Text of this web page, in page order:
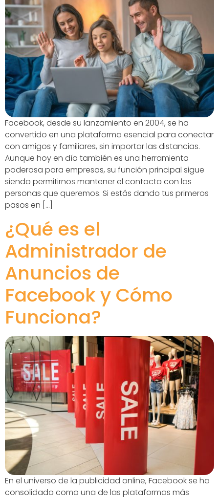
Facebook, desde su lanzamiento en 2004, se ha
convertido en una plataforma esencial para conectar
con amigos y familiares, sin importar las distancias.
Aunque hoy en día también es una herramienta
poderosa para empresas, su función principal sigue
siendo permitirnos mantener el contacto con las
personas que queremos. Si estás dando tus primeros
pasos en […]
¿Qué es el
Administrador de
Anuncios de
Facebook y Cómo
Funciona?
En el universo de la publicidad online, Facebook se ha
consolidado como una de las plataformas más